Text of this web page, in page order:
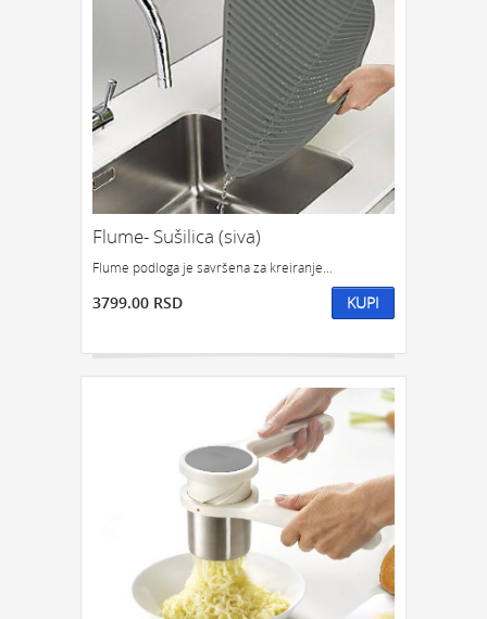
Flume- Sušilica (siva)
Flume podloga je savršena za kreiranje...
3799.00 RSD KUPI